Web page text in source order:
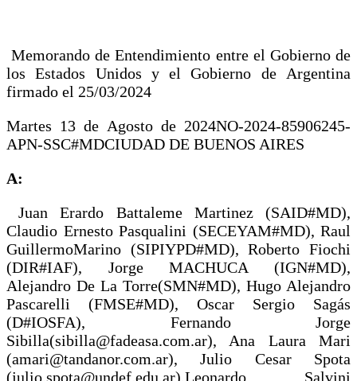
Memorando de Entendimiento entre el Gobierno de
los Estados Unidos y el Gobierno de Argentina
firmado el 25/03/2024
Martes 13 de Agosto de 2024NO-2024-85906245-
APN-SSC#MDCIUDAD DE BUENOS AIRES
A:
Juan Erardo Battaleme Martinez (SAID#MD),
Claudio Ernesto Pasqualini (SECEYAM#MD), Raul
GuillermoMarino (SIPIYPD#MD), Roberto Fiochi
(DIR#IAF), Jorge MACHUCA (IGN#MD),
Alejandro De La Torre(SMN#MD), Hugo Alejandro
Pascarelli (FMSE#MD), Oscar Sergio Sagás
(D#IOSFA), Fernando Jorge
Sibilla(sibilla@fadeasa.com.ar), Ana Laura Mari
(amari@tandanor.com.ar), Julio Cesar Spota
(julio.spota@undef.edu.ar),Leonardo Salvini